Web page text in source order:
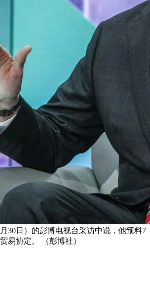
30日）的彭博电视台采访中说，他预料7
易协定。 （彭博社）